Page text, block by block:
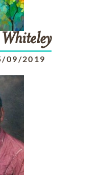
Whiteley
09/2019